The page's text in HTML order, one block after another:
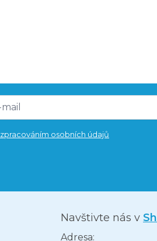
zpracováním osobních údajů
Navštivte nás v
Adresa: